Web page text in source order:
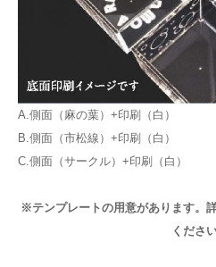
A.側面（麻の葉）+印刷（白）
B.側面（市松線）+印刷（白）
C.側面（サークル）+印刷（白）
※テンプレートの用意があります。
ください